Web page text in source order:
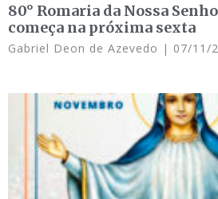
80° Romaria da Nossa
começa na próxima sexta
Gabriel Deon de Azevedo 07/11/